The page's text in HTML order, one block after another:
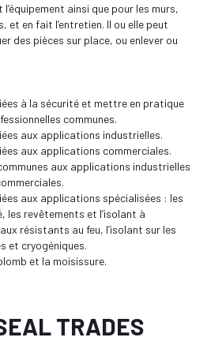
ainsi que pour les murs,
et en fait l’entretien. Il ou elle peut
des pièces sur place, ou enlever ou
à la sécurité et mettre en pratique
communes.
aux applications industrielles.
aux applications commerciales.
aux applications industrielles
aux applications spécialisées : les
les revêtements et l’isolant à
résistants au feu, l’isolant sur les
et cryogéniques.
et la moisissure.
TRADES